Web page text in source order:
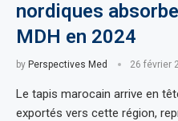
nordiques
MDH en 2024
by Perspectives Med 26 février
Le tapis marocain arrive en
exportés vers cette région,